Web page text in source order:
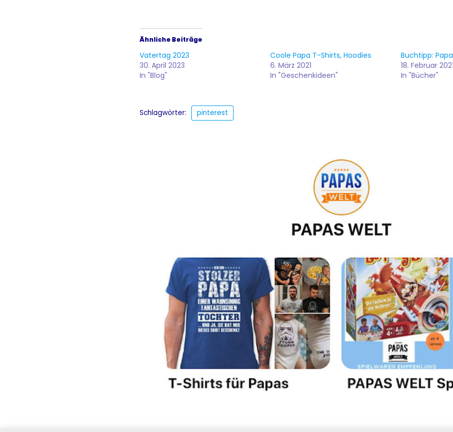
Ähnliche Beiträge
Vatertag 2023
30. April 2023
In "Blog"
Coole Papa T-Shirts, Hoodies
6. März 2021
In "Geschenkideen"
Buchtipp:
18. Februar 2021
In "Bücher"
Schlagwörter: pinterest